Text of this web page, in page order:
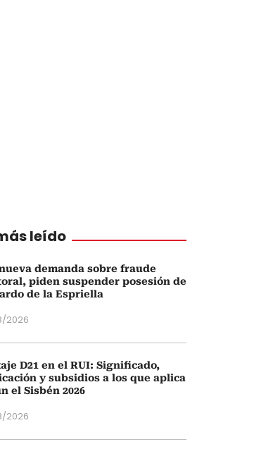
leído
demanda sobre fraude
piden suspender posesión de
de la Espriella
2026
D21 en el RUI: Significado,
y subsidios a los que aplica
el Sisbén 2026
2026